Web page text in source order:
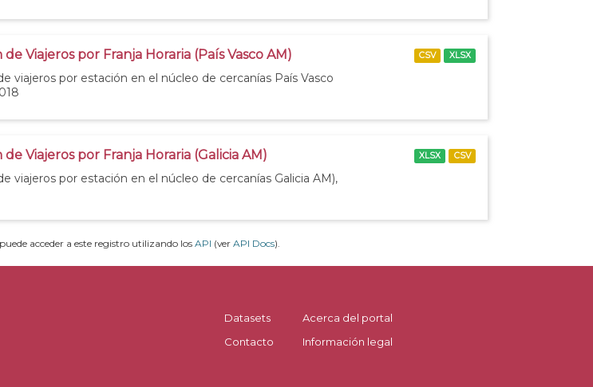
Viajeros por Franja Horaria (País Vasco AM)
viajeros por estación en el núcleo de cercanías País Vasco
CSV XLSX
Viajeros por Franja Horaria (Galicia AM)
viajeros por estación en el núcleo de cercanías Galicia AM),
XLSX CSV
acceder a este registro utilizando los API (ver API Docs).
Datasets
Contacto
Acerca del portal
Información legal